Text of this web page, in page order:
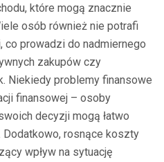
które mogą znacznie
osób również nie potrafi
prowadzi do nadmiernego
zakupów czy
Niekiedy problemy finansowe
finansowej – osoby
decyzji mogą łatwo
Dodatkowo, rosnące koszty
wpływ na sytuację